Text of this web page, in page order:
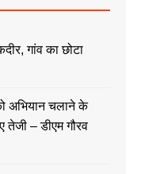
गांव का छोटा
अभियान चलाने के
तेजी – डीएम गौरव